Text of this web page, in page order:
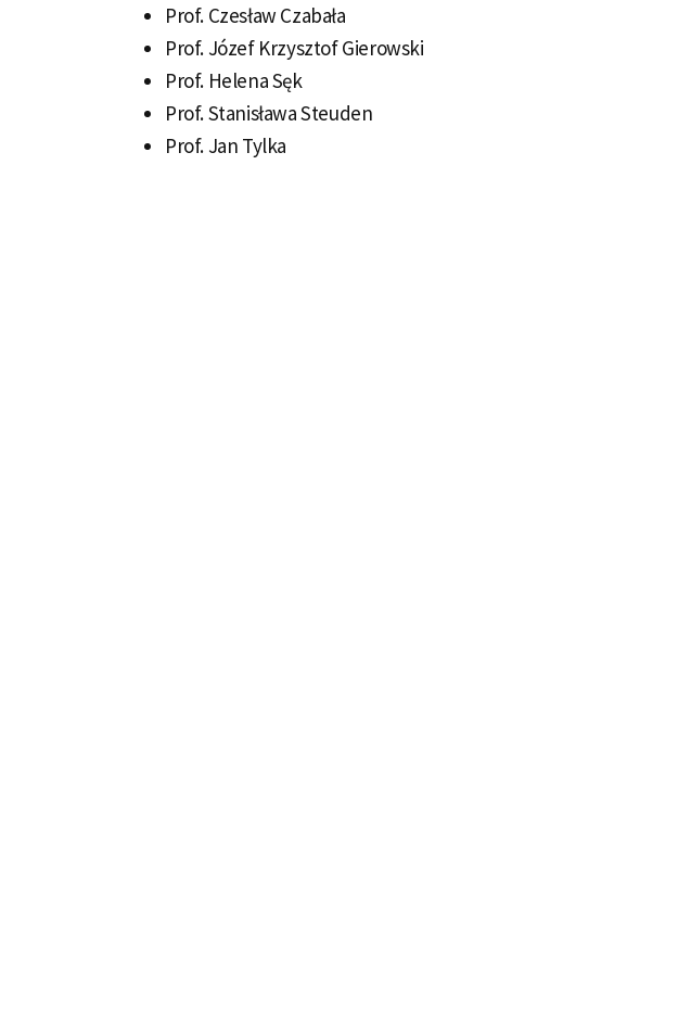
Prof. Czesław Czabała
Prof. Józef Krzysztof Gierowski
Prof. Helena Sęk
Prof. Stanisława Steuden
Prof. Jan Tylka